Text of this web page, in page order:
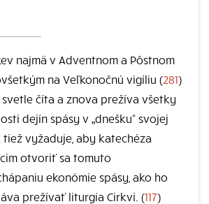
najmä v Adventnom a Pôstnom
na Veľkonočnú vigíliu (281)
číta a znova prežíva všetky
dejín spásy v „dnešku“ svojej
tiež vyžaduje, aby katechéza
otvoriť sa tomuto
ekonómie spásy, ako ho
prežívať liturgia Cirkvi. (117)